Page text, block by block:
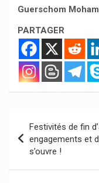
Guerschom
PARTAGER
de
l’article
Festivités de fin
engagements et
s’ouvre !